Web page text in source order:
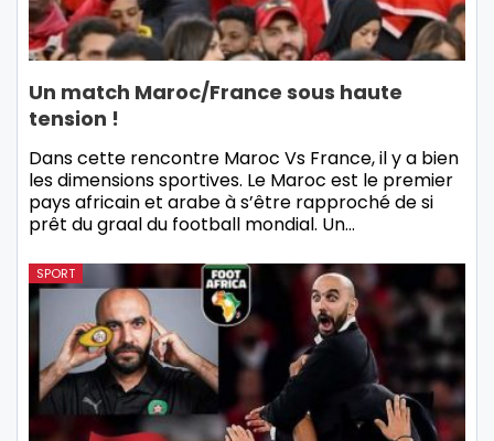
Un match Maroc/France sous haute
tension !
Dans cette rencontre Maroc Vs France, il y a bien
les dimensions sportives. Le Maroc est le premier
pays africain et arabe à s’être rapproché de si
prêt du graal du football mondial. Un…
SPORT